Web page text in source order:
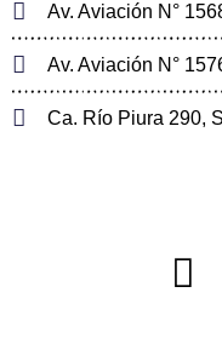
Av. Aviación N°
Av. Aviación N°
Ca. Río Piura 290,